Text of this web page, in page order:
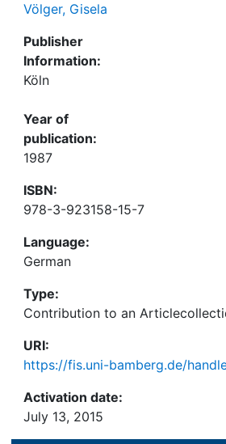
Völger, Gisela
Publisher
Information:
Köln
Year of
publication:
1987
ISBN:
978-3-923158-15-7
Language:
German
Type:
Contribution to an
URI:
https://fis.uni-bamberg.de/
Activation date:
July 13, 2015